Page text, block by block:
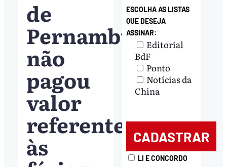
de
Pernambuco
não
pagou
valor
referente
às
ESCOLHA AS LISTAS
QUE DESEJA
ASSINAR:
Editorial
BdF
Ponto
Notícias da
China
LI E CONCORDO